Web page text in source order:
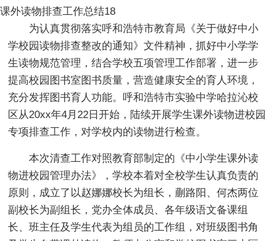
课外读物排查工作总结18
为认真贯彻落实呼和浩特市教育局《关于做好中小
学校园读物排查整改的通知》文件精神，抓好中小学学
生读物规范管理，结合学校五项管理工作部署，进一步
提高校园图书室图书质量，营造健康安全的育人环境，
充分发挥图书育人功能。呼和浩特市实验中学哈拉沁校
区从20xx年4月22日开始，陆续开展学生课外读物进校园
专项排查工作，对学校内的读物进行检查。
本次清查工作对照教育部制定的《中小学生课外读
物进校园管理办法》，学校本着对全校学生认真负责的
原则，成立了以赵娜娜校长为组长，蒯路阳、何杰两位
副校长为副组长，党办全体成员、各年级语文备课组
长、班主任及学生代表为组员的工作组，对班级图书角